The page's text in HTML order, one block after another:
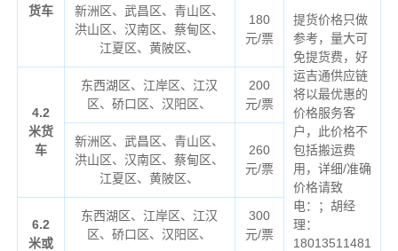
提货价格只做
参考，量大可
免提货费，好
运吉通供应链
将以最优惠的
价格服务客
户，此价格不
包括搬运费
用，详细/准确
价格请致
电：；胡经
理：
18013511481
货车
新洲区、武昌区、青山区、
洪山区、汉南区、蔡甸区、
江夏区、黄陂区、
180
元/票
4.2
米货
车
东西湖区、江岸区、江汉
区、硚口区、汉阳区、
200
元/票
新洲区、武昌区、青山区、
洪山区、汉南区、蔡甸区、
江夏区、黄陂区、
260
元/票
6.2
米或
东西湖区、江岸区、江汉
区、硚口区、汉阳区、
300
元/票